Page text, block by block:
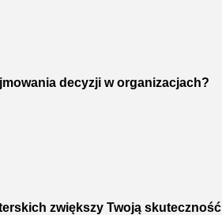
decyzji w organizacjach?
zwiększy Twoją skuteczność